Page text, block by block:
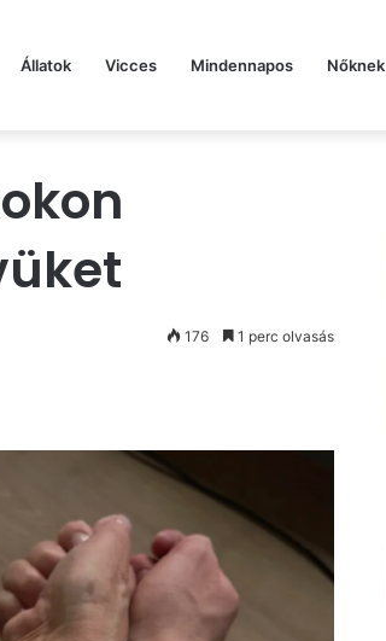
Állatok Vicces Mindennapos Nőknek
176 1 perc olvasás